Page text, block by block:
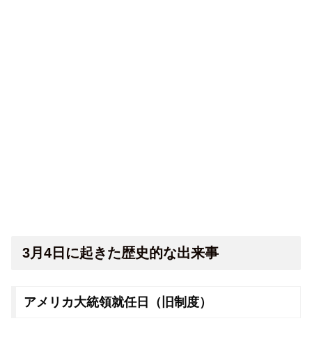
3月4日に起きた歴史的な出来事
アメリカ大統領就任日（旧制度）